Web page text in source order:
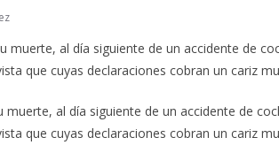
muerte, al día siguiente de un accidente de
que cuyas declaraciones cobran un cariz
muerte, al día siguiente de un accidente de
que cuyas declaraciones cobran un cariz